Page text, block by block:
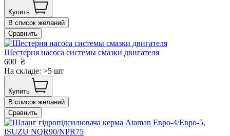
Купить
В список желаний
Сравнить
Шестерня насоса системы смазки двигателя
600 ₴
На складе: >5 шт
Купить
В список желаний
Сравнить